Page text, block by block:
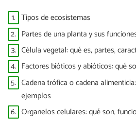
1. Tipos de ecosistemas
2. Partes de una planta y sus
3. Célula vegetal: qué es, partes,
4. Factores bióticos y abióticos: qué
5. Cadena trófica o cadena
ejemplos
6. Organelos celulares: qué son,